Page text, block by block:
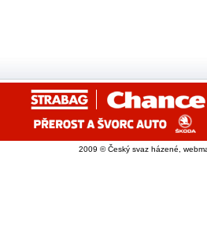
2009 © Český svaz házené,